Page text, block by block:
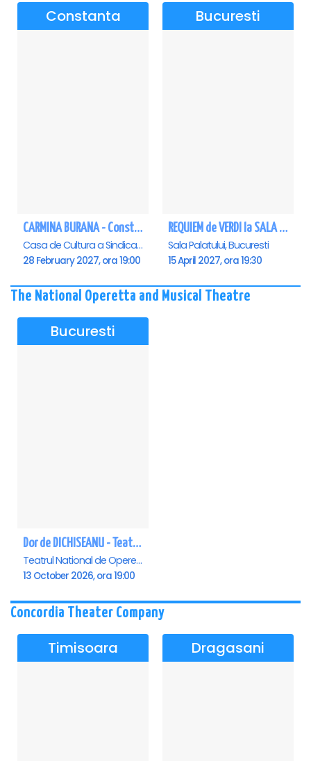
Constanta
CARMINA BURANA - Constanta
Casa de Cultura a Sindicatelor - Sala Mare, Constanta
28 February 2027, ora 19:00
Bucuresti
REQUIEM de VERDI la SALA PALATULUI
Sala Palatului, Bucuresti
15 April 2027, ora 19:30
The National Operetta and Musical Theatre
Bucuresti
Dor de DICHISEANU - Teatrul Național de Operetă și Musical „Ion Dacian"
Teatrul National de Opereta si Musical Ion Dacian, Bucuresti
13 October 2026, ora 19:00
Concordia Theater Company
Timisoara Dragasani